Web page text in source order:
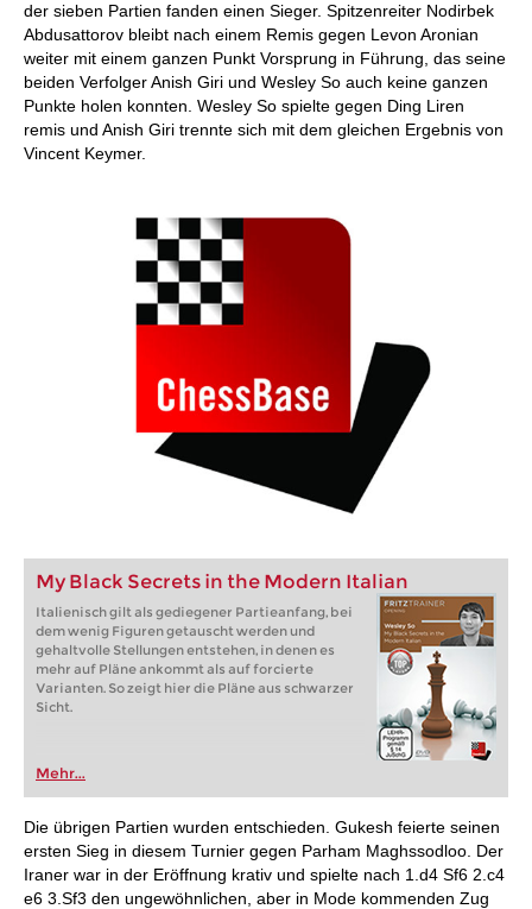
der sieben Partien fanden einen Sieger. Spitzenreiter Nodirbek
Abdusattorov bleibt nach einem Remis gegen Levon Aronian
weiter mit einem ganzen Punkt Vorsprung in Führung, das seine
beiden Verfolger Anish Giri und Wesley So auch keine ganzen
Punkte holen konnten. Wesley So spielte gegen Ding Liren
remis und Anish Giri trennte sich mit dem gleichen Ergebnis von
Vincent Keymer.
My Black Secrets in the Modern Italian
Italienisch gilt als gediegener Partieanfang, bei
dem wenig Figuren getauscht werden und
gehaltvolle Stellungen entstehen, in denen es
mehr auf Pläne ankommt als auf forcierte
Varianten. So zeigt hier die Pläne aus schwarzer
Sicht.
Mehr...
Die übrigen Partien wurden entschieden. Gukesh feierte seinen
ersten Sieg in diesem Turnier gegen Parham Maghssodloo. Der
Iraner war in der Eröffnung krativ und spielte nach 1.d4 Sf6 2.c4
e6 3.Sf3 den ungewöhnlichen, aber in Mode kommenden Zug